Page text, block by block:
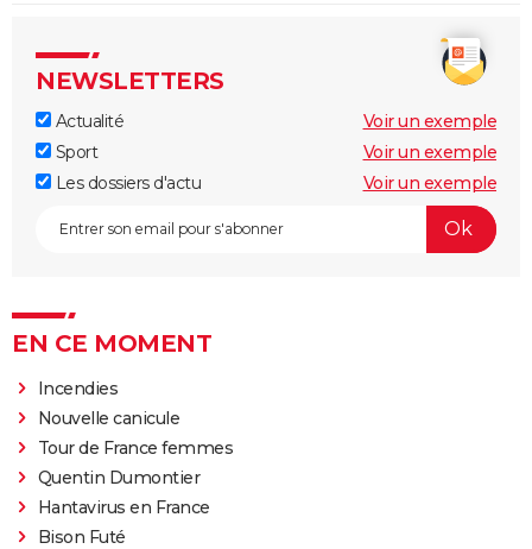
NEWSLETTERS
Actualité
Voir un exemple
Sport
Voir un exemple
Les dossiers d'actu
Voir un exemple
EN CE MOMENT
Incendies
Nouvelle canicule
Tour de France femmes
Quentin Dumontier
Hantavirus en France
Bison Futé